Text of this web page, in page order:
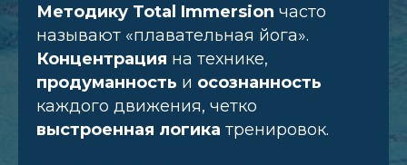
Методику Total Immersion часто
называют «плавательная йога».
Концентрация на технике,
продуманность и осознанность
каждого движения, четко
выстроенная логика тренировок.